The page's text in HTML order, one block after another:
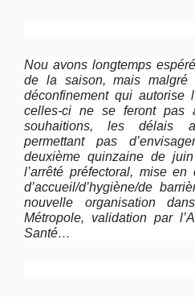
Nou avons longtemps
de la saison, mais malgré
déconfinement qui autorise
celles-ci ne se feront pas
souhaitions, les délais
permettant pas
deuxième quinzaine de
l’arrêté préfectoral, mise
d’accueil/d’hygiène/de
nouvelle organisation
Métropole, validation par
Santé…